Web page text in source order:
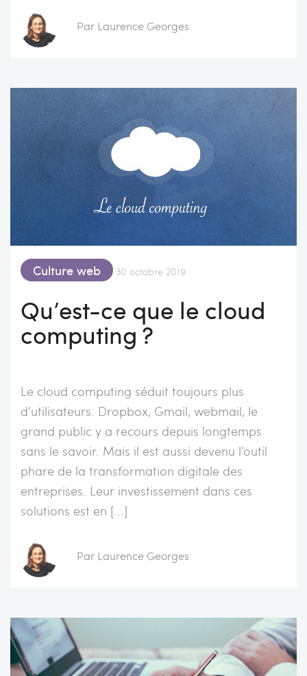
Par Laurence Georges
Culture web 30 octobre 2019
Qu’est-ce que le cloud
computing ?
Le cloud computing séduit toujours plus
d’utilisateurs. Dropbox, Gmail, webmail, le
grand public y a recours depuis longtemps
sans le savoir. Mais il est aussi devenu l’outil
phare de la transformation digitale des
entreprises. Leur investissement dans ces
solutions est en [...]
Par Laurence Georges